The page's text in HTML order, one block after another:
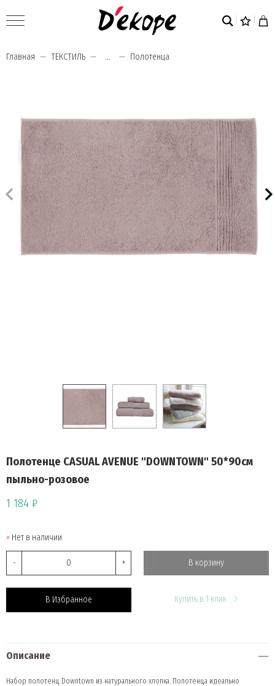
Главная ТЕКСТИЛЬ ... Полотенца
Полотенце CASUAL AVENUE "DOWNTOWN" 50*90см
пыльно-розовое
1 184 ₽
Нет в наличии
- + В корзину
В Избранное Купить в 1 клик
Описание
Набор полотенц Downtown из натурального хлопка. Полотенца идеально